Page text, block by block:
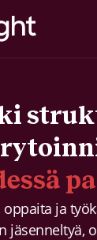
oppaita ja
jäsenneltyä,